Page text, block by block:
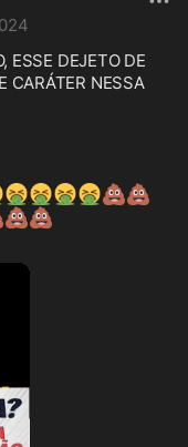
ESSE DEJETO DE
CARÁTER NESSA
🤮🤮🤮🤮💩💩
💩💩